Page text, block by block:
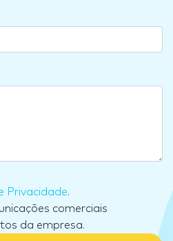
Privacidade.
comerciais
da empresa.